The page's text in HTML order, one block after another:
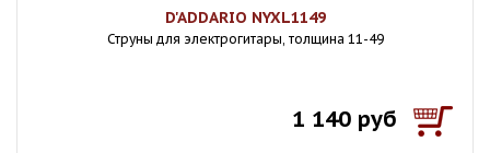
D'ADDARIO NYXL1149
Струны для электрогитары, толщина 11-49
1 140 руб